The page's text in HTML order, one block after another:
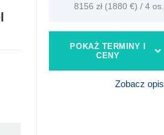
8156 zł (1880 €) / 4 os.
POKAŻ TERMINY I
CENY
Zobacz opis